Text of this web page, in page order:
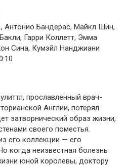
Антонио Бандерас, Майкл Шин,
Гарри Коллетт, Эмма
Сина, Кумэйл Нанджиани
прославленный врач-
Англии, потерял
затворнический образ жизни,
своего поместья.
его коллекции — его
когда неизвестная болезнь
юной королевы, доктору